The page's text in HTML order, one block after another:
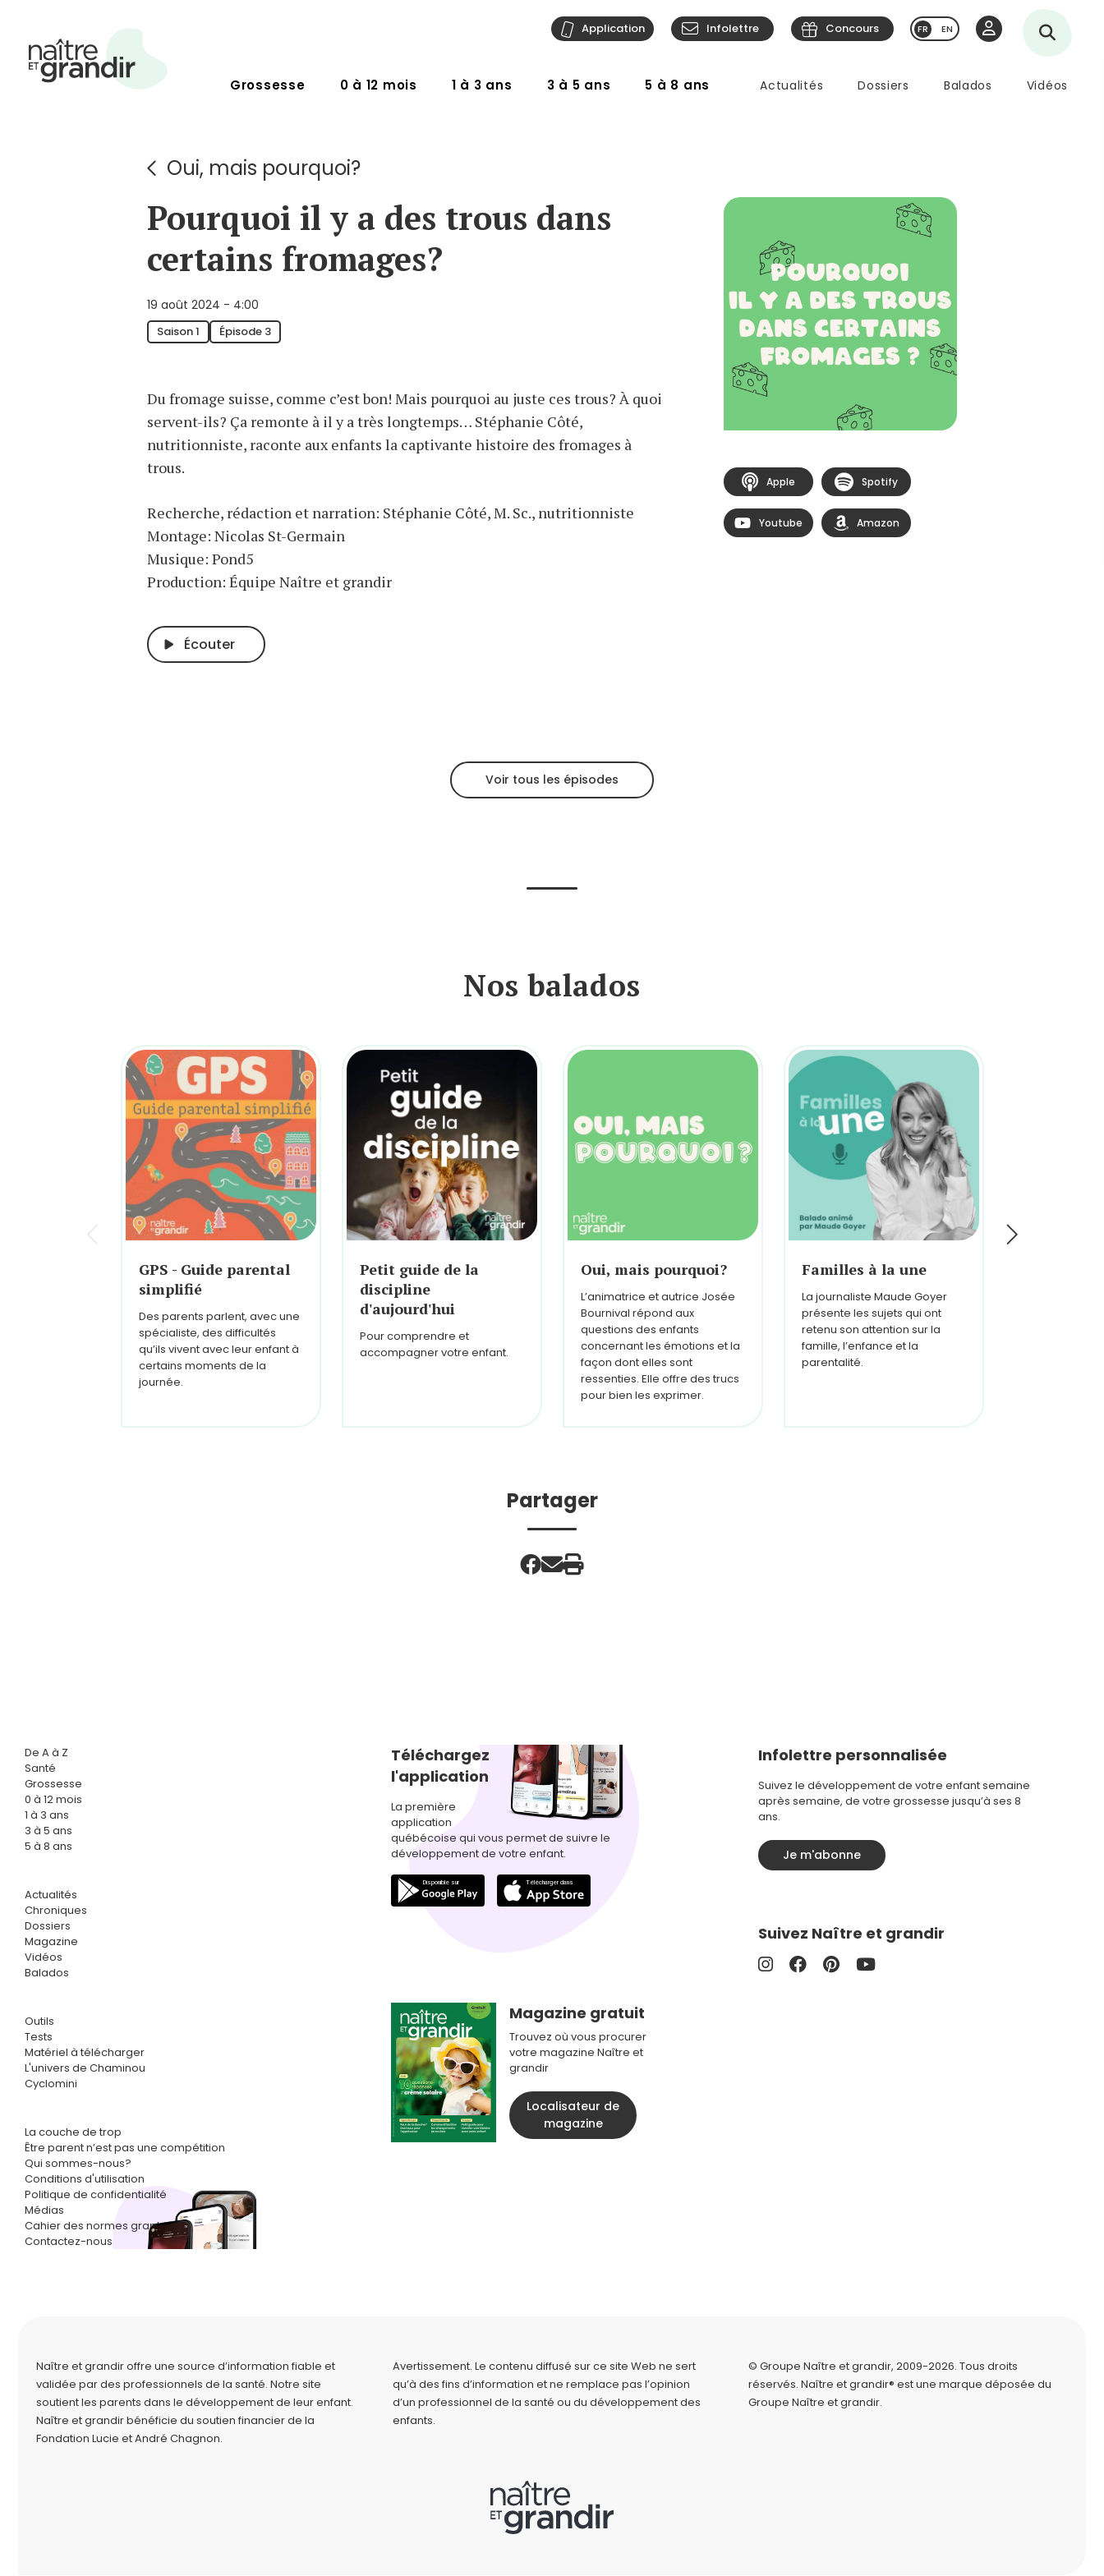
Grossesse 0 à 12 mois 1 à 3 ans 3 à 5 ans 5 à 8 ans Actualités Dossiers Balados Vidéos
Application Infolettre Concours EN
Oui, mais pourquoi?
Pourquoi il y a des trous dans
certains fromages?
19 août 2024 - 4:00
Saison 1 Épisode 3
Du fromage suisse, comme c’est bon! Mais pourquoi au juste ces trous? À quoi
servent-ils? Ça remonte à il y a très longtemps… Stéphanie Côté,
nutritionniste, raconte aux enfants la captivante histoire des fromages à
trous.
Recherche, rédaction et narration: Stéphanie Côté, M. Sc., nutritionniste
Montage: Nicolas St-Germain
Musique: Pond5
Production: Équipe Naître et grandir
Écouter
Apple Spotify
Youtube Amazon
Voir tous les épisodes
Nos balados
GPS - Guide parental
simplifié
Des parents parlent, avec une
spécialiste, des difficultés
qu’ils vivent avec leur enfant à
certains moments de la
journée.
Petit guide de la
discipline
d'aujourd'hui
Pour comprendre et
accompagner votre enfant.
Oui, mais pourquoi?
L’animatrice et autrice Josée
Bournival répond aux
questions des enfants
concernant les émotions et la
façon dont elles sont
ressenties. Elle offre des trucs
pour bien les exprimer.
Familles à la une
La journaliste Maude Goyer
présente les sujets qui ont
retenu son attention sur la
famille, l’enfance et la
parentalité.
Partager
De A à Z
Santé
Grossesse
0 à 12 mois
1 à 3 ans
3 à 5 ans
5 à 8 ans
Actualités
Chroniques
Dossiers
Magazine
Vidéos
Balados
Outils
Tests
Matériel à télécharger
L'univers de Chaminou
Cyclomini
La couche de trop
Être parent n’est pas une compétition
Qui sommes-nous?
Conditions d'utilisation
Politique de confidentialité
Médias
Cahier des normes graphiques
Contactez-nous
Téléchargez
l'application
La première
application
québécoise qui vous permet de suivre le
développement de votre enfant.
Magazine gratuit
Trouvez où vous procurer
votre magazine Naître et
grandir
Localisateur de
magazine
Infolettre personnalisée
Suivez le développement de votre enfant semaine
après semaine, de votre grossesse jusqu’à ses 8
ans.
Je m'abonne
Suivez Naître et grandir
Naître et grandir offre une source d’information fiable et
validée par des professionnels de la santé. Notre site
soutient les parents dans le développement de leur enfant.
Naître et grandir bénéficie du soutien financier de la
Fondation Lucie et André Chagnon.
Avertissement. Le contenu diffusé sur ce site Web ne sert
qu’à des fins d’information et ne remplace pas l’opinion
d’un professionnel de la santé ou du développement des
enfants.
© Groupe Naître et grandir, 2009-2026. Tous droits
réservés. Naître et grandir® est une marque déposée du
Groupe Naître et grandir.